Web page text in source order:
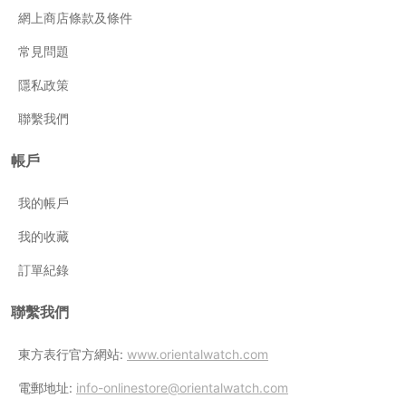
網上商店條款及條件
常見問題
隱私政策
聯繫我們
帳戶
我的帳戶
我的收藏
訂單紀錄
聯繫我們
東方表行官方網站: www.orientalwatch.com
電郵地址: info-onlinestore@orientalwatch.com